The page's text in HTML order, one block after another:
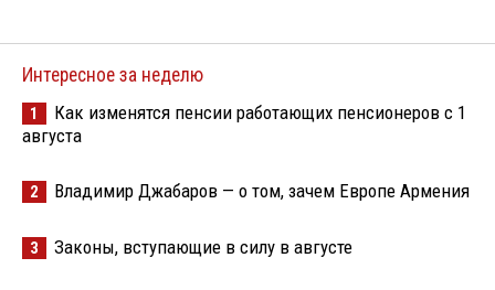
Интересное за неделю
1
Как изменятся пенсии работающих пенсионеров с 1
августа
2 Владимир Джабаров — о том, зачем Европе Армения
3 Законы, вступающие в силу в августе